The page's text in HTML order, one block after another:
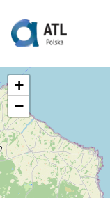
+
−